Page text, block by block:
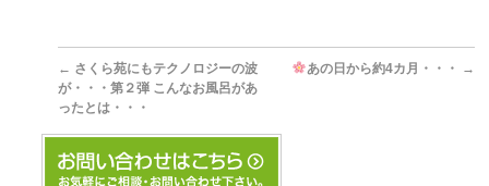
← さくら苑にもテクノロジーの波
が・・・第２弾 こんなお風呂があ
ったとは・・・
あの日から約4カ月・・・ →